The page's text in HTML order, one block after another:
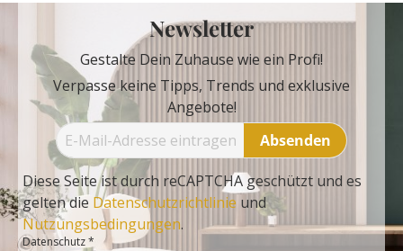
Newsletter
Gestalte Dein Zuhause wie ein Profi!
Verpasse keine Tipps, Trends und exklusive
Angebote!
Absenden
Diese Seite ist durch reCAPTCHA geschützt und es
gelten die Datenschutzrichtlinie und
Nutzungsbedingungen.
Datenschutz *